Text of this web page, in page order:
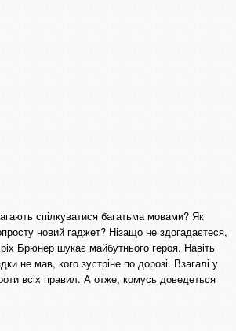
спілкуватися багатьма мовами? Як
новий гаджет? Нізащо не здогадаєтеся,
Брюнер шукає майбутнього героя. Навіть
не мав, кого зустріне по дорозі. Взагалі у
всіх правил. А отже, комусь доведеться